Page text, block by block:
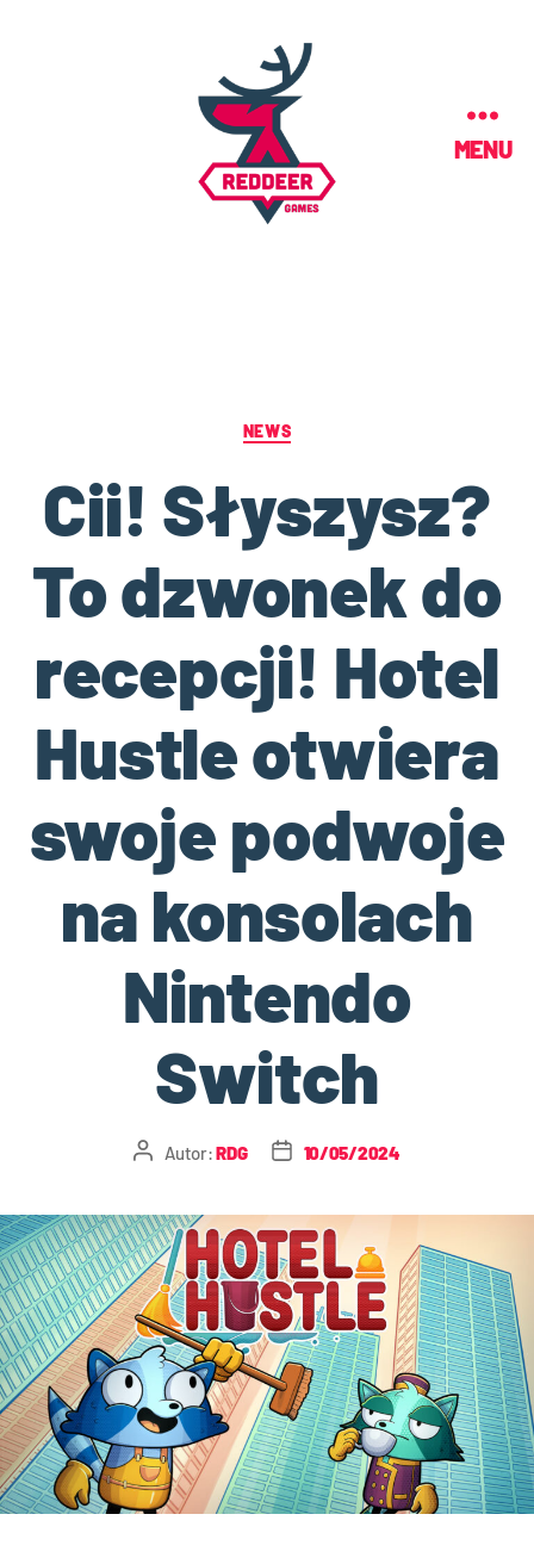
MENU
NEWS
Cii! Słyszysz?
To dzwonek do
recepcji! Hotel
Hustle otwiera
swoje podwoje
na konsolach
Nintendo
Switch
Autor:RDG 10/05/2024